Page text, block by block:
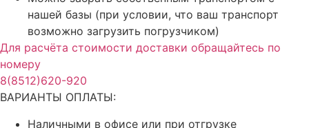
нашей базы (при условии, что ваш транспорт
возможно загрузить погрузчиком)
Для расчёта стоимости доставки обращайтесь по
номеру
8(8512)620-920
ВАРИАНТЫ ОПЛАТЫ:
Наличными в офисе или при отгрузке